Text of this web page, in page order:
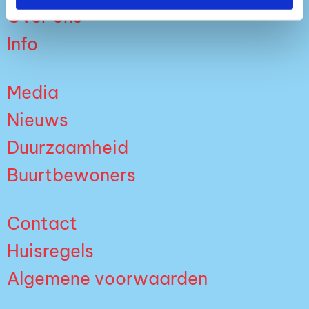
Over ons
Info
Media
Nieuws
Duurzaamheid
Buurtbewoners
Contact
Huisregels
Algemene voorwaarden